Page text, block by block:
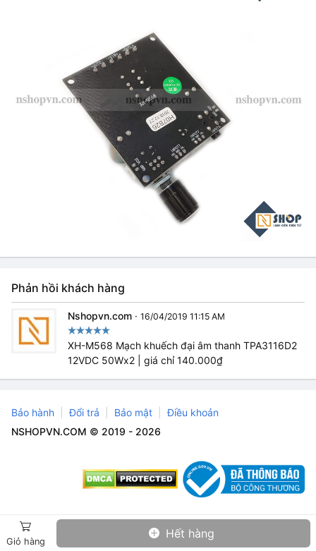
Giỏ hàng
Hết hàng
Phản hồi khách hàng
Nshopvn.com · 16/04/2019 11:15 AM
XH-M568 Mạch khuếch đại âm thanh TPA3116D2
12VDC 50Wx2 | giá chỉ 140.000₫
Bảo hành Đổi trả Bảo mật
Điều khoản
NSHOPVN.COM © 2019 - 2026